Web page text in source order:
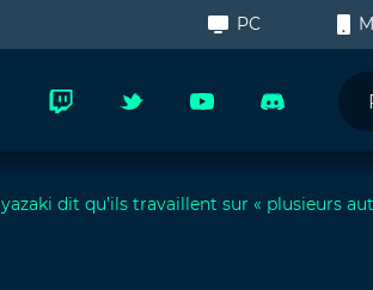
PC
dit qu’ils travaillent sur « plusieurs